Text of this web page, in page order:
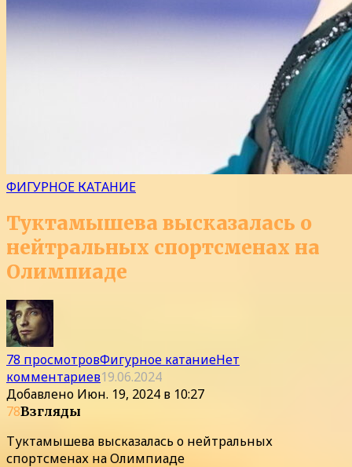
ФИГУРНОЕ КАТАНИЕ
Туктамышева высказалась о
нейтральных спортсменах на
Олимпиаде
78 просмотровФигурное катаниеНет
комментариев19.06.2024
Добавлено Июн. 19, 2024 в 10:27
78Взгляды
Туктамышева высказалась о нейтральных
спортсменах на Олимпиаде